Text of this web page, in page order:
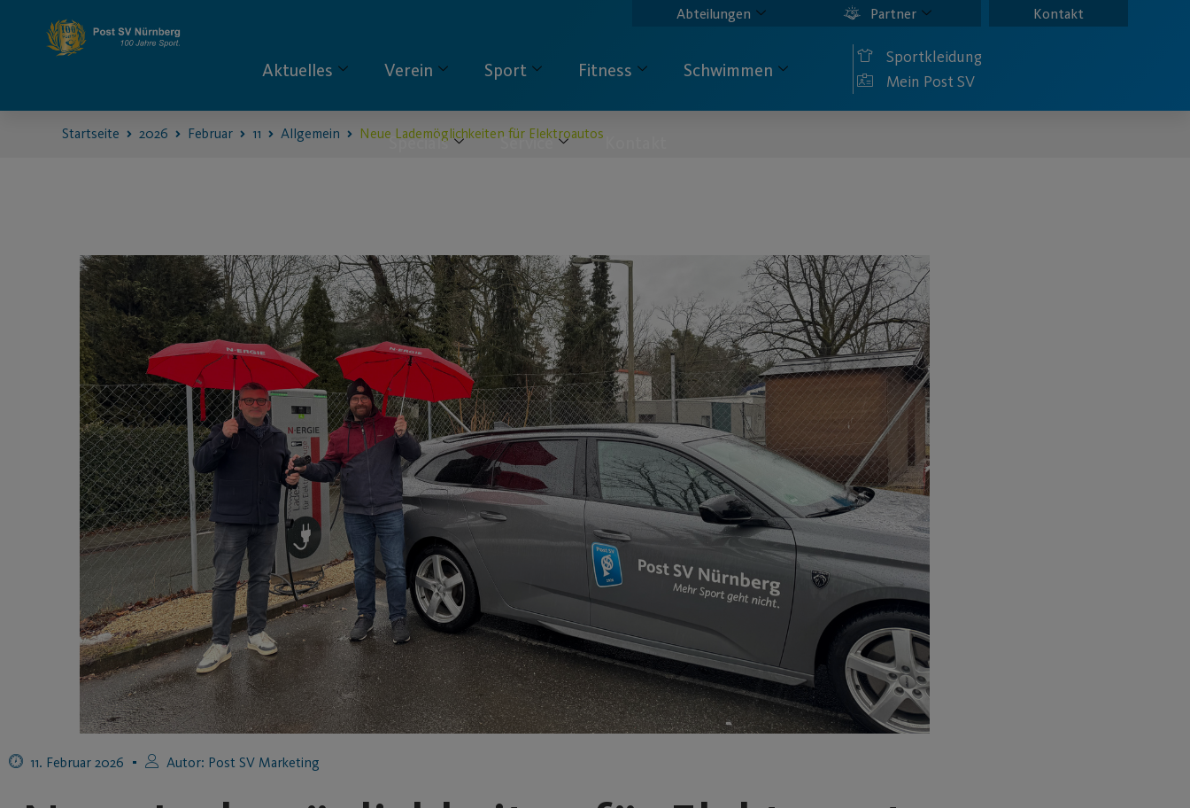
Abteilungen Partner Kontakt
Aktuelles Verein Sport Fitness Schwimmen
Specials Service
Sportkleidung
Mein Post SV
Startseite 2026 Februar 11 Allgemein Neue Lademöglichkeiten für Elektroautos
11. Februar 2026 Autor: Post SV Marketing